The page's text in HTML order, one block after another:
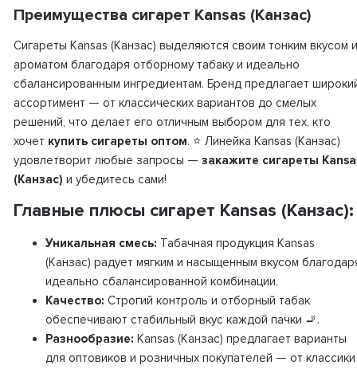
Преимущества сигарет Kansas (Канзас)
Сигареты Kansas (Канзас) выделяются своим тонким вкусом и
ароматом благодаря отборному табаку и идеально
сбалансированным ингредиентам. Бренд предлагает
ассортимент — от классических вариантов до смелых
решений, что делает его отличным выбором для тех, кто
хочет купить сигареты оптом. ⭐ Линейка Kansas (Канзас)
удовлетворит любые запросы — закажите сигареты
(Канзас) и убедитесь сами!
Главные плюсы сигарет Kansas (Канзас):
Уникальная смесь: Табачная продукция Kansas
(Канзас) радует мягким и насыщенным вкусом
идеально сбалансированной комбинации.
Качество: Строгий контроль и отборный табак
обеспечивают стабильный вкус каждой пачки 🚬.
Разнообразие: Kansas (Канзас) предлагает варианты
для оптовиков и розничных покупателей — от классики